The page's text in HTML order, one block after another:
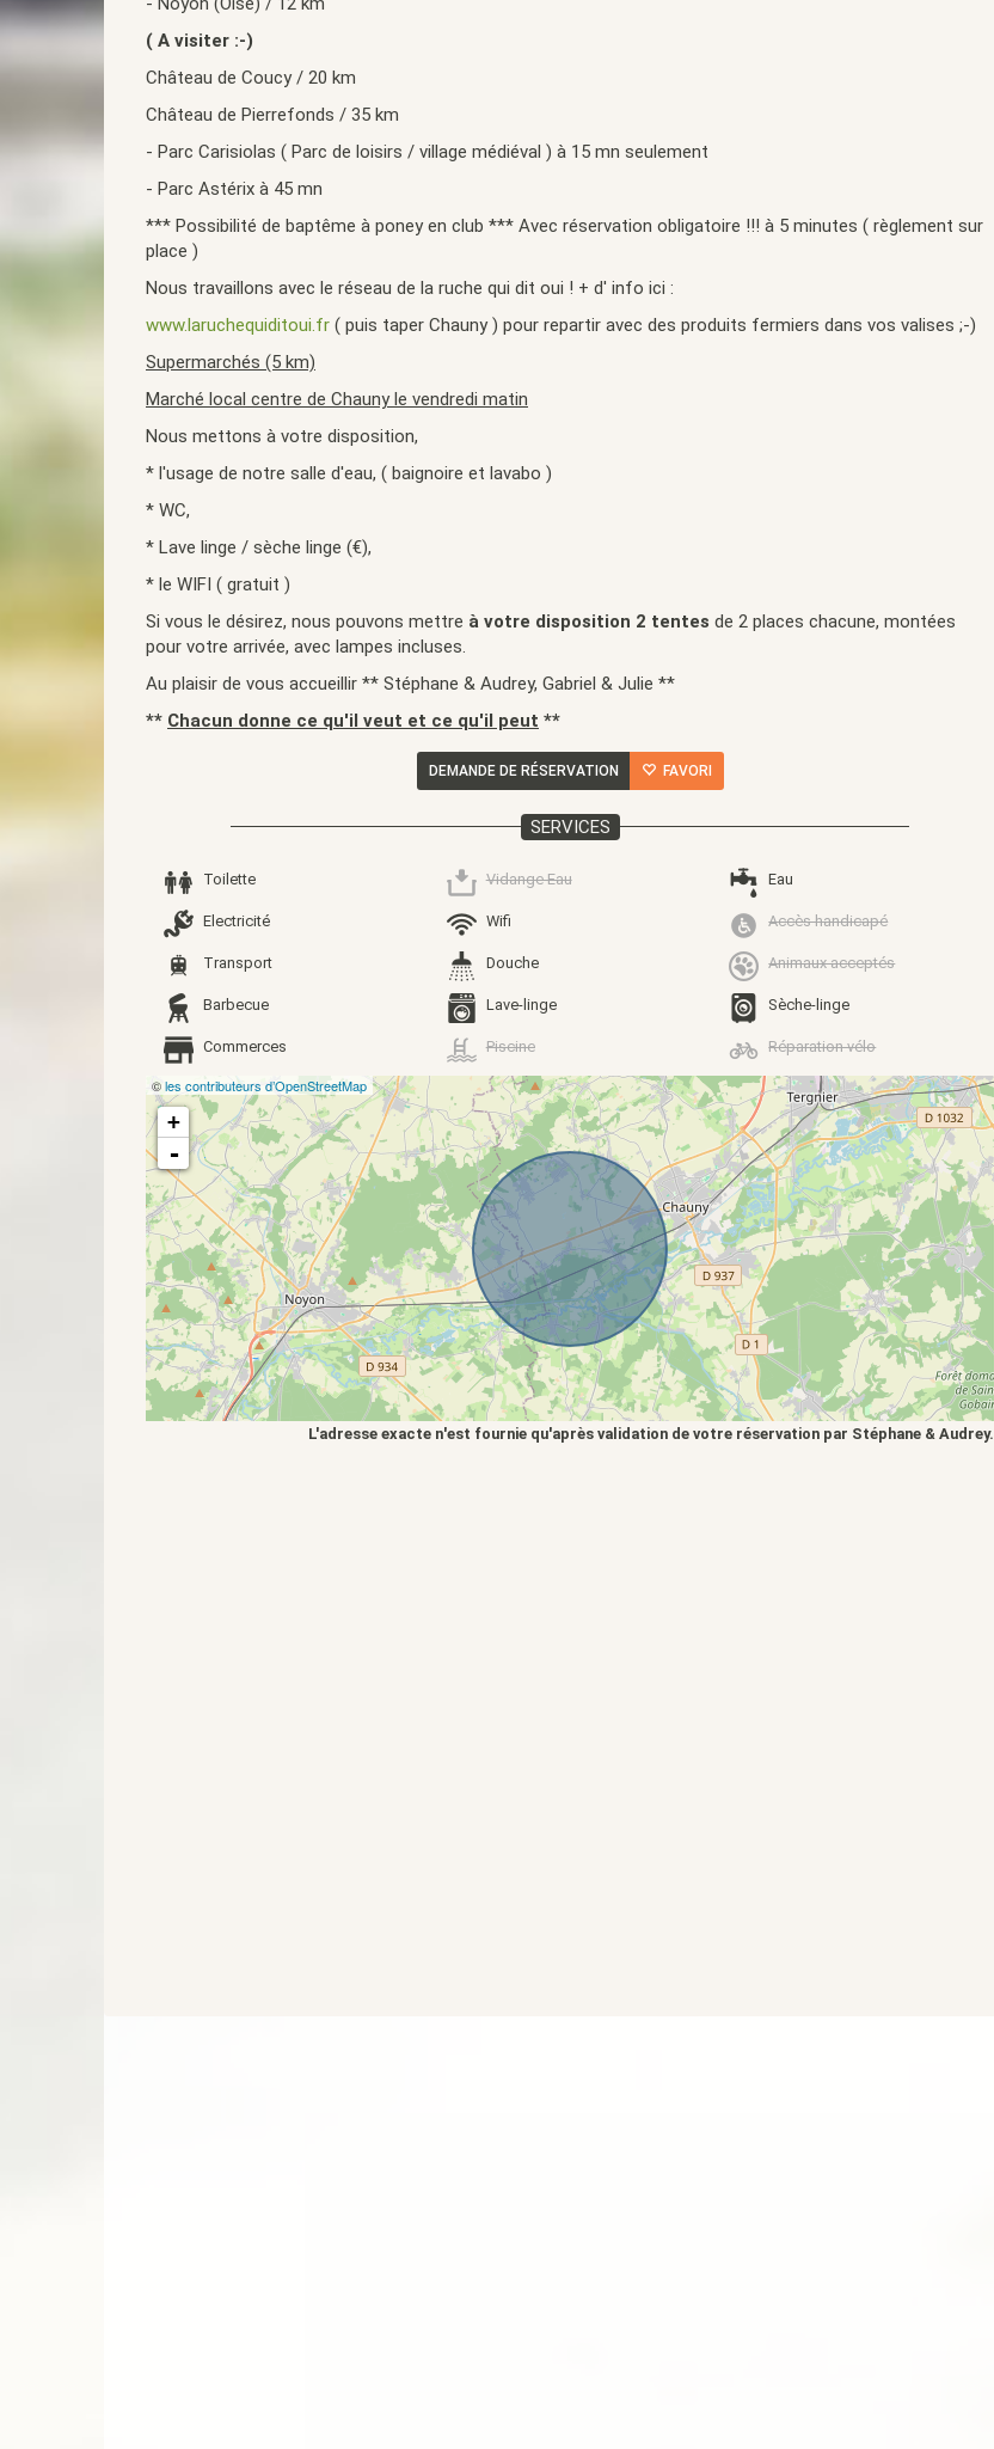
( A visiter :-)
Château de Coucy / 20 km
Château de Pierrefonds / 35 km
- Parc Carisiolas ( Parc de loisirs / village médiéval ) à 15 mn seulement
- Parc Astérix à 45 mn
*** Possibilité de baptême à poney en club *** Avec réservation obligatoire !!! à 5 minutes ( règlement sur
place )
Nous travaillons avec le réseau de la ruche qui dit oui ! + d' info ici :
www.laruchequiditoui.fr ( puis taper Chauny ) pour repartir avec des produits fermiers dans vos valises ;-)
Supermarchés (5 km)
Marché local centre de Chauny le vendredi matin
Nous mettons à votre disposition,
* l'usage de notre salle d'eau, ( baignoire et lavabo )
* WC,
* Lave linge / sèche linge (€),
* le WIFI ( gratuit )
Si vous le désirez, nous pouvons mettre à votre disposition 2 tentes de 2 places chacune, montées
pour votre arrivée, avec lampes incluses.
Au plaisir de vous accueillir ** Stéphane & Audrey, Gabriel & Julie **
** Chacun donne ce qu'il veut et ce qu'il peut **
DEMANDE DE RÉSERVATION FAVORI
SERVICES
Toilette Vidange Eau Eau
Electricité Wifi Accès handicapé
Transport Douche Animaux acceptés
Barbecue Lave-linge Sèche-linge
Commerces Piscine Réparation vélo
©les contributeurs d’OpenStreetMap
+
-
L'adresse exacte n'est fournie qu'après validation de votre réservation par Stéphane & Audrey.